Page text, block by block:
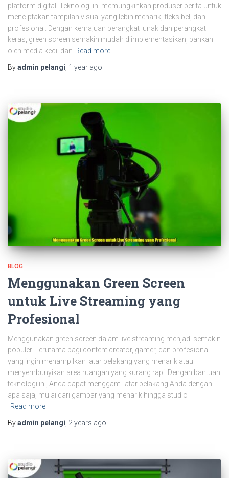
platform digital. Teknologi ini memungkinkan produser berita untuk
menciptakan tampilan visual yang lebih menarik, fleksibel, dan
profesional. Dengan kemajuan perangkat lunak dan perangkat
keras, green screen semakin mudah diimplementasikan, bahkan
oleh media kecil dan Read more
Byadmin pelangi, 1 year ago
BLOG
Menggunakan Green Screen
untuk Live Streaming yang
Profesional
Menggunakan green screen dalam live streaming menjadi semakin
populer. Terutama bagi content creator, gamer, dan profesional
yang ingin menampilkan latar belakang yang menarik atau
menyembunyikan area ruangan yang kurang rapi. Dengan bantuan
teknologi ini, Anda dapat mengganti latar belakang Anda dengan
apa saja, mulai dari gambar yang menarik hingga studio
Read more
Byadmin pelangi 2 years ago